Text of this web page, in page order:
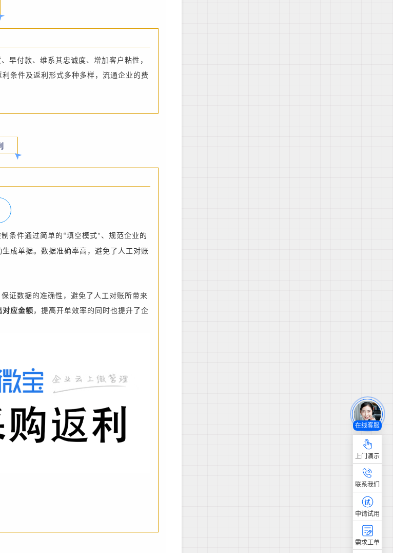
早付款、维系其忠诚度、增加客户粘性，
条件及返利形式多种多样，流通企业的费
条件通过简单的“填空模式” 、规范企业的
生成单据。数据准确率高，避免了人工对账
证数据的准确性，避免了人工对账所带来
对应金额 ，提高开单效率的同时也提升了企
在线客服
上门演示
联系我们
申请试用
需求工单